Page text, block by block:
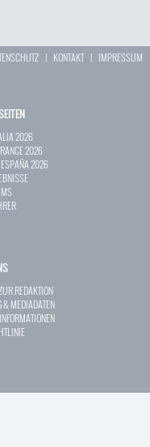
| KONTAKT| IMPRESSUM
2026
2026
2026
REDAKTION
& MEDIADATEN